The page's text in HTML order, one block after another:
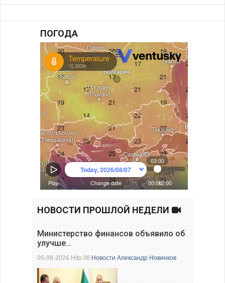
ПОГОДА
НОВОСТИ ПРОШЛОЙ НЕДЕЛИ
Министерство финансов объявило об
улучше…
05-08-2026 Hits:36Новости Александр Новинков